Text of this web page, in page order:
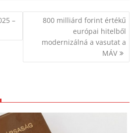
–
800 milliárd forint értékű
európai hitelből
modernizálná a vasutat a
MÁV